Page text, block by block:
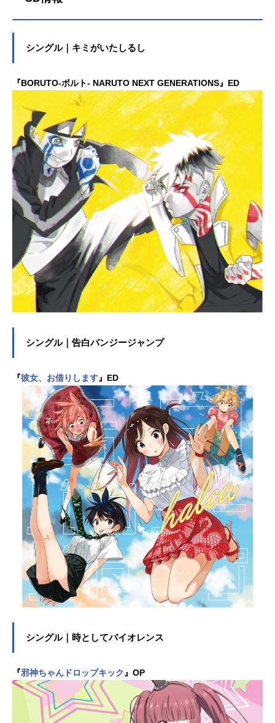
シングル｜キミがいたしるし
『BORUTO-ボルト- NARUTO NEXT GENERATIONS』ED
シングル｜告白バンジージャンプ
『彼女、お借りします』ED
シングル｜時としてバイオレンス
『邪神ちゃんドロップキック』OP